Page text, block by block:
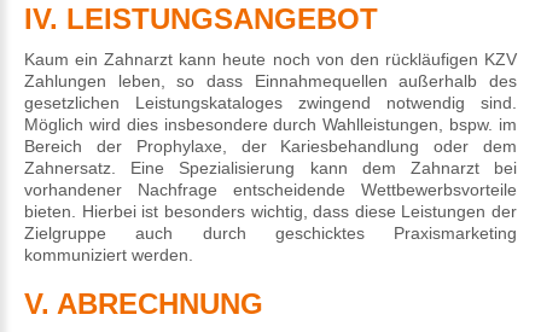
IV. LEISTUNGSANGEBOT
Kaum ein Zahnarzt kann heute noch von den rückläufigen KZV
Zahlungen leben, so dass Einnahmequellen außerhalb des
gesetzlichen Leistungskataloges zwingend notwendig sind.
Möglich wird dies insbesondere durch Wahlleistungen, bspw. im
Bereich der Prophylaxe, der Kariesbehandlung oder dem
Zahnersatz. Eine Spezialisierung kann dem Zahnarzt bei
vorhandener Nachfrage entscheidende Wettbewerbsvorteile
bieten. Hierbei ist besonders wichtig, dass diese Leistungen der
Zielgruppe auch durch geschicktes Praxismarketing
kommuniziert werden.
V. ABRECHNUNG